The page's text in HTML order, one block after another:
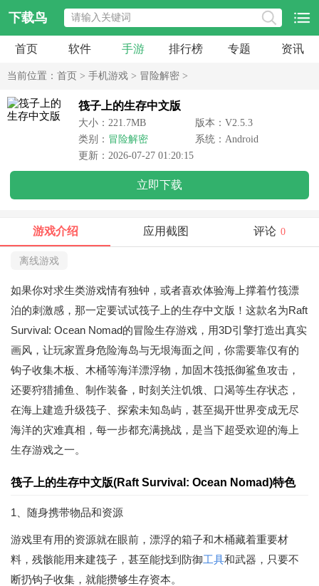
下载鸟
首页 软件 手游 排行榜 专题 资讯
当前位置： 首页 > 手机游戏 > 冒险解密 >
筏子上的生存中文版
大小：221.7MB
版本：V2.5.3
类别： 冒险解密
系统：Android
更新：2026-07-27 01:20:15
立即下载
游戏介绍 应用截图 评论 0
离线游戏
如果你对求生类游戏情有独钟，或者喜欢体验海上撑着竹筏漂
泊的刺激感，那一定要试试筏子上的生存中文版 ！这款名为Raft
Survival: Ocean Nomad的冒险生存游戏，用3D引擎打造出真实
画风，让玩家置身危险海岛与无垠海面之间，你需要靠仅有的
钩子收集木板、木桶等海洋漂浮物，加固木筏抵御鲨鱼攻击，
还要狩猎捕鱼、制作装备，时刻关注饥饿、口渴等生存状态，
在海上建造升级筏子、探索未知岛屿，甚至揭开世界变成无尽
海洋的灾难真相，每一步都充满挑战，是当下超受欢迎的海上
生存游戏之一。
筏子上的生存中文版(Raft Survival: Ocean Nomad)特色
1、随身携带物品和资源
游戏里有用的资源就在眼前，漂浮的箱子和木桶藏着重要材
料，残骸能用来建筏子，甚至能找到防御工具和武器，只要不
断扔钩子收集，就能攒够生存资本。